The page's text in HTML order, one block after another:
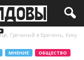
Гречаный в Бричень, Кику
МНЕНИЕ ОБЩЕСТВО